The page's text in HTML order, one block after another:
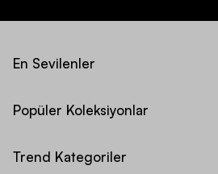
En Sevilenler
Popüler Koleksiyonlar
Trend Kategoriler